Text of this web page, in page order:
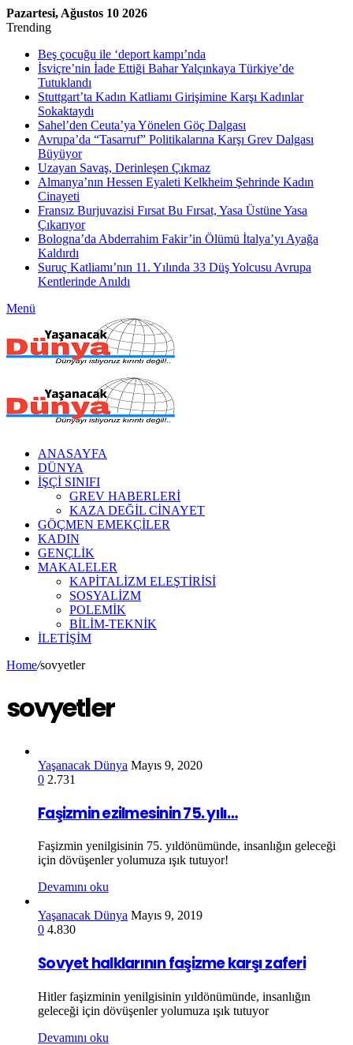
Pazartesi, Ağustos 10 2026
Trending
Beş çocuğu ile ‘deport kampı’nda
İsviçre’nin İade Ettiği Bahar Yalçınkaya Türkiye’de
Tutuklandı
Stuttgart’ta Kadın Katliamı Girişimine Karşı Kadınlar
Sokaktaydı
Sahel’den Ceuta’ya Yönelen Göç Dalgası
Avrupa’da “Tasarruf” Politikalarına Karşı Grev Dalgası
Büyüyor
Uzayan Savaş, Derinleşen Çıkmaz
Almanya’nın Hessen Eyaleti Kelkheim Şehrinde Kadın
Cinayeti
Fransız Burjuvazisi Fırsat Bu Fırsat, Yasa Üstüne Yasa
Çıkarıyor
Bologna’da Abderrahim Fakir’in Ölümü İtalya’yı Ayağa
Kaldırdı
Suruç Katliamı’nın 11. Yılında 33 Düş Yolcusu Avrupa
Kentlerinde Anıldı
Menü
ANASAYFA
DÜNYA
İŞÇİ SINIFI
GREV HABERLERİ
KAZA DEĞİL CİNAYET
GÖÇMEN EMEKÇİLER
KADIN
GENÇLİK
MAKALELER
KAPİTALİZM ELEŞTİRİSİ
SOSYALİZM
POLEMİK
BİLİM-TEKNİK
ILETIŞIM
Home/sovyetler
sovyetler
Yaşanacak Dünya Mayıs 9, 2020
0 2.731
Faşizmin ezilmesinin 75. yılı…
Faşizmin yenilgisinin 75. yıldönümünde, insanlığın geleceği
için dövüşenler yolumuza ışık tutuyor!
Devamını oku
Yaşanacak Dünya Mayıs 9, 2019
0 4.830
Sovyet halklarının faşizme karşı zaferi
Hitler faşizminin yenilgisinin yıldönümünde, insanlığın
geleceği için dövüşenler yolumuza ışık tutuyor
Devamını oku